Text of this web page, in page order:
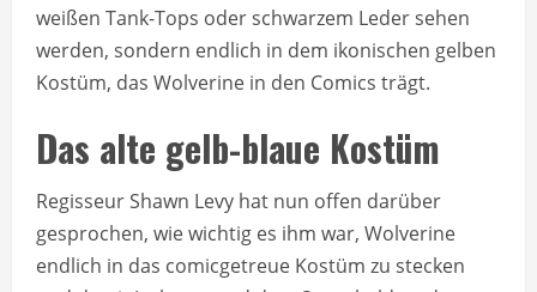
weißen Tank-Tops oder schwarzem Leder sehen
werden, sondern endlich in dem ikonischen gelben
Kostüm, das Wolverine in den Comics trägt.
Das alte gelb-blaue Kostüm
Regisseur Shawn Levy hat nun offen darüber
gesprochen, wie wichtig es ihm war, Wolverine
endlich in das comicgetreue Kostüm zu stecken